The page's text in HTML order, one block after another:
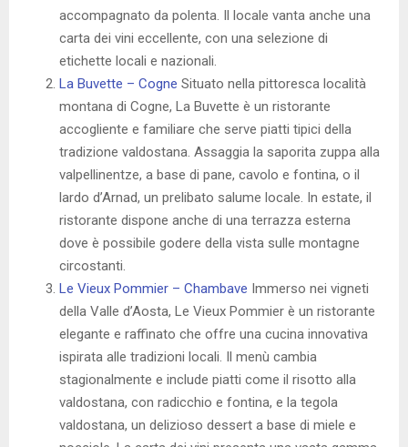
accompagnato da polenta. Il locale vanta anche una
carta dei vini eccellente, con una selezione di
etichette locali e nazionali.
La Buvette – Cogne Situato nella pittoresca località
montana di Cogne, La Buvette è un ristorante
accogliente e familiare che serve piatti tipici della
tradizione valdostana. Assaggia la saporita zuppa alla
valpellinentze, a base di pane, cavolo e fontina, o il
lardo d’Arnad, un prelibato salume locale. In estate, il
ristorante dispone anche di una terrazza esterna
dove è possibile godere della vista sulle montagne
circostanti.
Le Vieux Pommier – Chambave Immerso nei vigneti
della Valle d’Aosta, Le Vieux Pommier è un ristorante
elegante e raffinato che offre una cucina innovativa
ispirata alle tradizioni locali. Il menù cambia
stagionalmente e include piatti come il risotto alla
valdostana, con radicchio e fontina, e la tegola
valdostana, un delizioso dessert a base di miele e